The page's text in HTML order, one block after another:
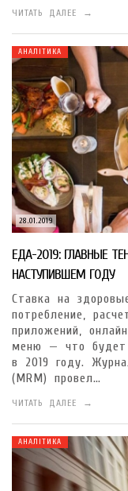
ЧИТАТЬ ДАЛЕЕ →
28.01.2019
АНАЛІТИКА
ЕДА-2019: ГЛАВНЫЕ
НАСТУПИВШЕМ ГОДУ
Ставка на
потребление,
приложений,
меню — что будет
в 2019 году.
(MRM) провел…
ЧИТАТЬ ДАЛЕЕ →
АНАЛІТИКА